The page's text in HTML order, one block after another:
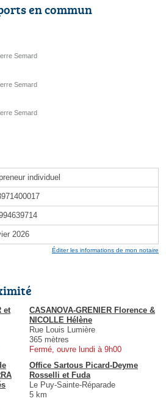
en commun
Semard
Semard
Semard
individuel
2026
Éditer les informations de mon notaire
et
CASANOVA-GRENIER Florence &
NICOLLE Hélène
Rue Louis Lumière
365 mètres
Fermé, ouvre lundi à 9h00
Office Sartous Picard-Deyme
Rosselli et Fuda
Le Puy-Sainte-Réparade
5 km